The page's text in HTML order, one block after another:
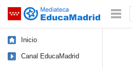
Saltar navegación
Inicio
Canal EducaMadrid